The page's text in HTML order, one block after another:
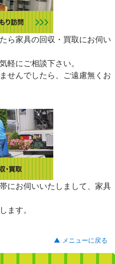
ら家具の回収・買取にお伺い
軽にご相談下さい。
せんでしたら、ご遠慮無くお
にお伺いいたしまして、家具
ます。
▲ メニューに戻る